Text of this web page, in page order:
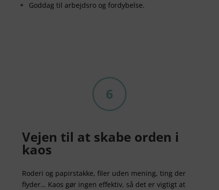
Goddag til arbejdsro og fordybelse.
Vejen til at skabe orden i
kaos
Roderi og papirstakke, filer uden mening, ting der
flyder… Kaos gør ingen effektiv, så det er vigtigt at